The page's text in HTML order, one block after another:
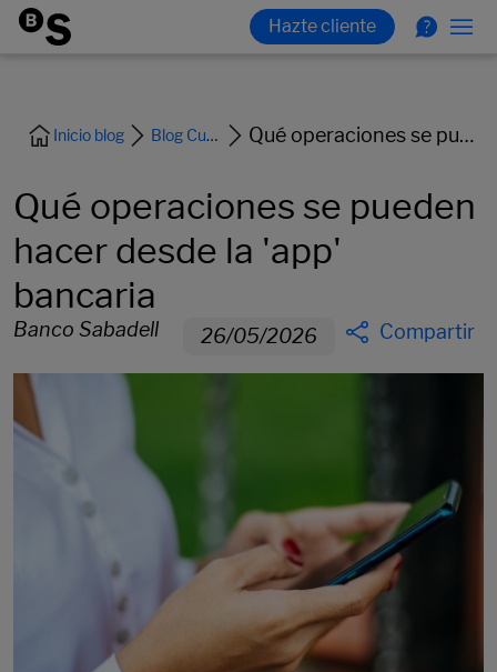
Inicio blog Blog Cuentas y Tarjetas Qué operaciones se pueden hacer desde la 'app' bancaria
Qué operaciones se pueden
hacer desde la 'app'
bancaria
Banco Sabadell 26/05/2026 Compartir